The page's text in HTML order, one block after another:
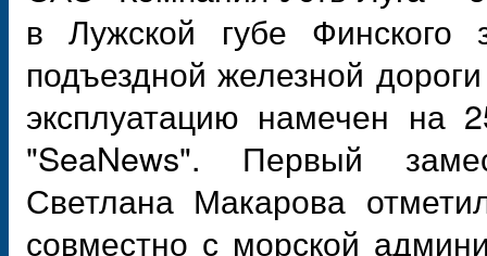
в Лужской губе Финского
подъездной железной
эксплуатацию намечен на
"SeaNews". Первый
Светлана Макарова
совместно с морской